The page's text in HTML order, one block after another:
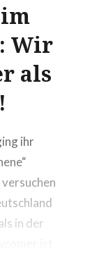
Wir
als
ihr
in der